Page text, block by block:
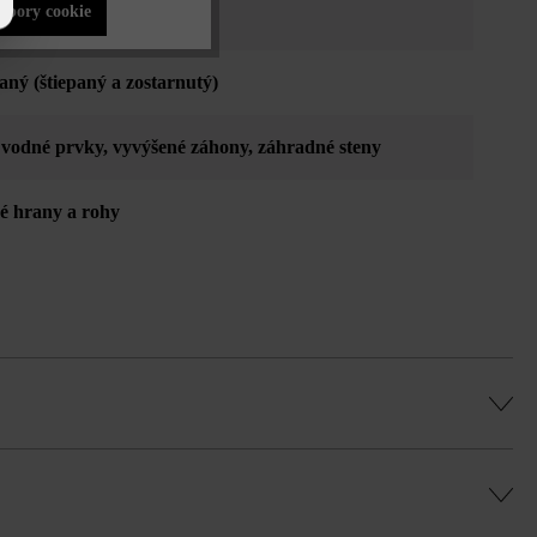
žltá
(štiepaný a zostarnutý)
prvky, vyvýšené záhony, záhradné steny
hrany a rohy
na riadkovú väzbu uveďte pre každú
cookie